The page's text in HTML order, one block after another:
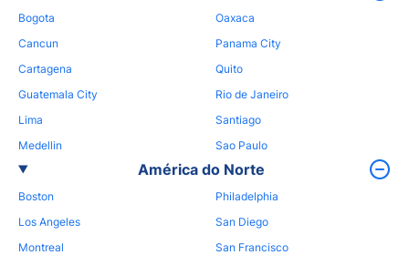
Bogota
Cancun
Cartagena
Guatemala City
Lima
Medellin
Oaxaca
Panama City
Quito
Rio de Janeiro
Santiago
Sao Paulo
América do Norte
Boston
Los Angeles
Montreal
Philadelphia
San Diego
San Francisco